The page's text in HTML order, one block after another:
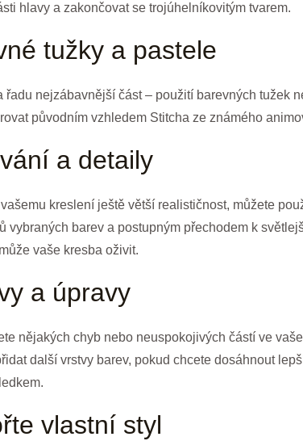
hlavy a zakončovat se trojúhelníkovitým tvarem.
tužky a pastele
řadu nejzábavnější část – použití barevných tužek
původním vzhledem Stitcha ze známého
a detaily
kreslení ještě větší realističnost, můžete
vybraných barev a postupným přechodem k
vaše kresba oživit.
a úpravy
nějakých chyb nebo neuspokojivých částí ve
další vrstvy barev, pokud chcete dosáhnout
vlastní styl